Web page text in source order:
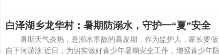
白泽湖乡龙华村：暑期防溺水，守护一“夏”安全
暑期天气炎热，是溺水事故的高发期，作为监护人，家长要做
自下河游泳 近日，为切实做好青少年暑期安全工作，增强青少年